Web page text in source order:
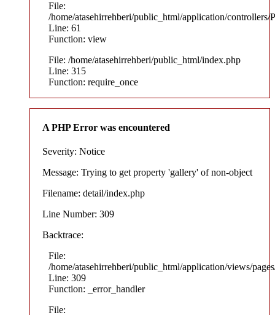
File:
/home/atasehirrehberi/public_html/application/controllers/
Line: 61
Function: view
File: /home/atasehirrehberi/public_html/index.php
Line: 315
Function: require_once
A PHP Error was encountered
Severity: Notice
Message: Trying to get property 'gallery' of non-object
Filename: detail/index.php
Line Number: 309
Backtrace:
File:
/home/atasehirrehberi/public_html/application/views/
Line: 309
Function: _error_handler
File: